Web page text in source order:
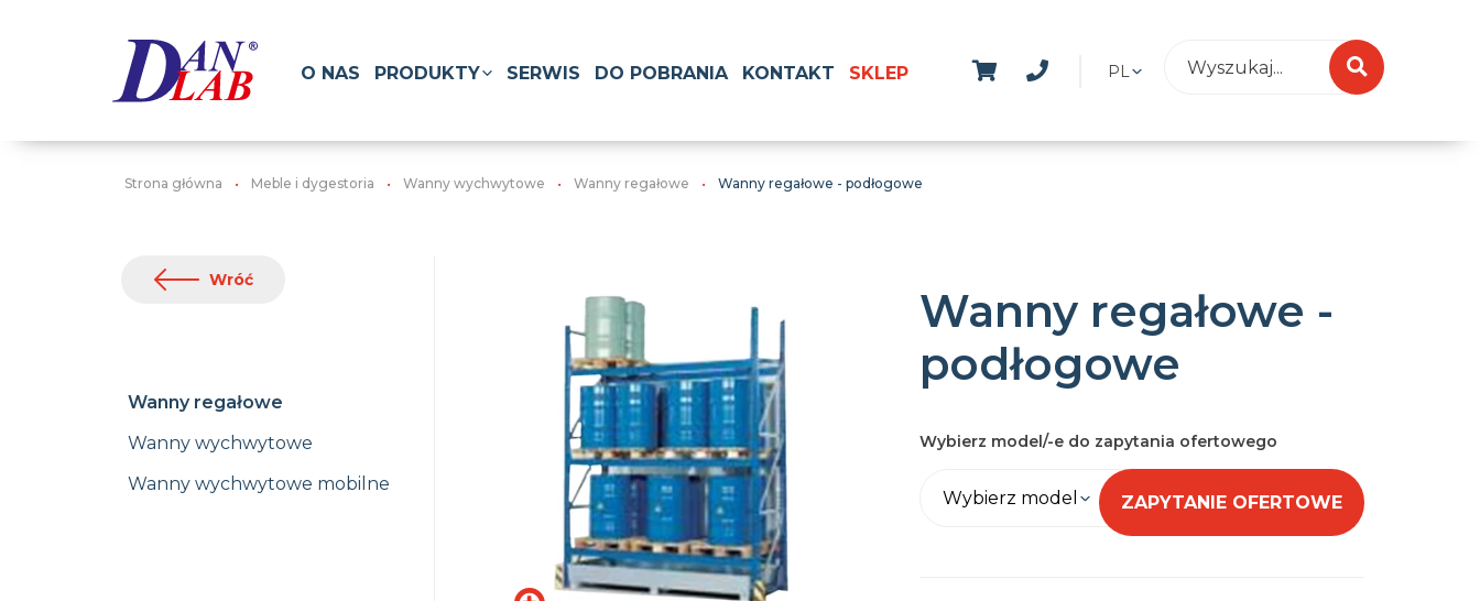
PL
O NAS PRODUKTY SERWIS DO POBRANIA KONTAKT SKLEP
Strona główna Meble i dygestoria Wanny wychwytowe Wanny regałowe Wanny regałowe - podłogowe
Wróć
Wanny regałowe
Wanny wychwytowe
Wanny wychwytowe mobilne
Wanny regałowe -
podłogowe
Wybierz model/-e do zapytania ofertowego
Wybierz model ZAPYTANIE OFERTOWE